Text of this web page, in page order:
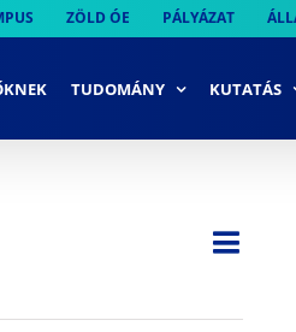
ZÖLD ÓE PÁLYÁZAT
TUDOMÁNY KUTATÁS
Nap